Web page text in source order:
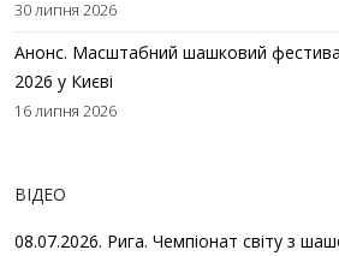
30 липня 2026
Анонс. Масштабний шашковий
2026 у Києві
16 липня 2026
ВІДЕО
08.07.2026. Рига. Чемпіонат світу з